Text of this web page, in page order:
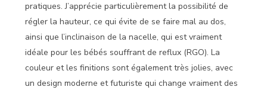
pratiques. J’apprécie particulièrement la possibilité de
régler la hauteur, ce qui évite de se faire mal au dos,
ainsi que l’inclinaison de la nacelle, qui est vraiment
idéale pour les bébés souffrant de reflux (RGO). La
couleur et les finitions sont également très jolies, avec
un design moderne et futuriste qui change vraiment des